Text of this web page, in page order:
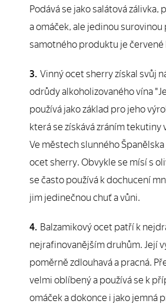
Podává se jako salátová zálivka,
a omáček, ale jedinou surovinou
samotného produktu je červené
Vinný ocet sherry získal svůj
odrůdy alkoholizovaného vína
používá jako základ pro jeho
která se získává zráním tekutiny
Ve městech slunného
ocet sherry. Obvykle se mísí s
se často používá k dochucení
jim jedinečnou chuť a vůni.
Balzamikový ocet patří k
nejrafinovanějším druhům. Její
poměrně zdlouhavá a pracná.
velmi oblíbený a používá se k
omáček a dokonce i jako jemná